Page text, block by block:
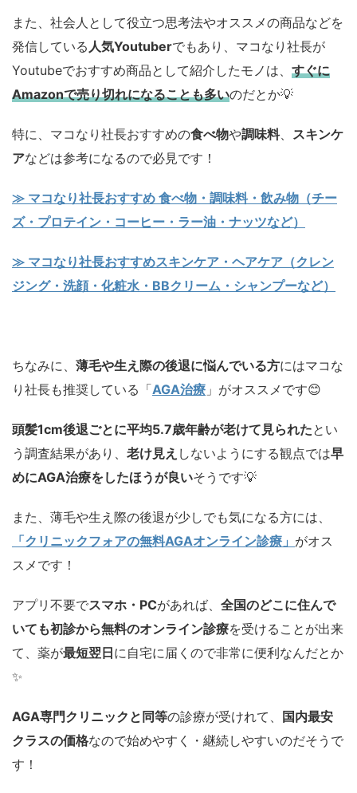
また、社会人として役立つ思考法やオススメの商品などを
発信している 人気Youtuberでもあり、マコなり社長が
Youtubeでおすすめ商品として紹介したモノは、 すぐに
Amazonで売り切れになることも多いのだとか💡
特に、マコなり社長おすすめの食べ物や調味料、 スキンケ
アなどは参考になるので必見です！
≫ マコなり社長おすすめ 食べ物・調味料・飲み物（チー
ズ・プロテイン・コーヒー・ラー油・ナッツなど）
≫ マコなり社長おすすめスキンケア・ヘアケア（クレン
ジング・洗顔・化粧水・BBクリーム・シャンプーなど）
ちなみに、 薄毛や生え際の後退に悩んでいる方にはマコな
り社長も推奨している「AGA治療 」がオススメです😊
頭髪1cm後退ごとに平均5.7歳年齢が老けて見られたとい
う調査結果があり、 老け見え しないようにする観点では早
めにAGA治療をしたほうが良いそうです💡
また、薄毛や生え際の後退が少しでも気になる方には、
「クリニックフォアの無料AGAオンライン診療」 がオス
スメです！
アプリ不要でスマホ・PCがあれば、 全国のどこに住んで
いても初診から無料のオンライン診療を受けることが出来
て、薬が最短翌日に自宅に届くので非常に便利なんだとか
✨
AGA専門クリニックと同等の診療が受けれて、
国内最安
クラスの価格なので始めやすく・継続しやすいのだそうで
す！